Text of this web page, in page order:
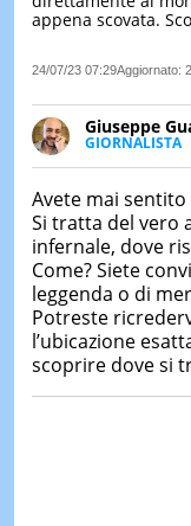
appena scovata.
24/07/23 07:29Aggiornato:
Giuseppe
GIORNALISTA
Ph(D) in
particolare
Latina e
è presidente
Biblioteca
Avete mai sentito
Si tratta del vero
infernale, dove
Come? Siete
leggenda o di
Potreste
l’ubicazione
scoprire dove si